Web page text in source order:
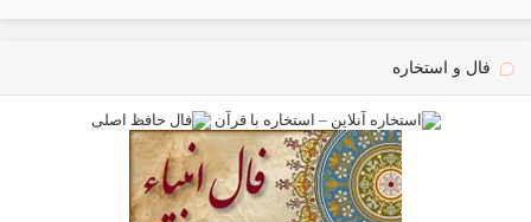
فال و استخاره